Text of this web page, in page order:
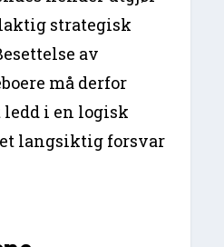
strategisk
av
må derfor
ledd i en logisk
langsiktig forsvar